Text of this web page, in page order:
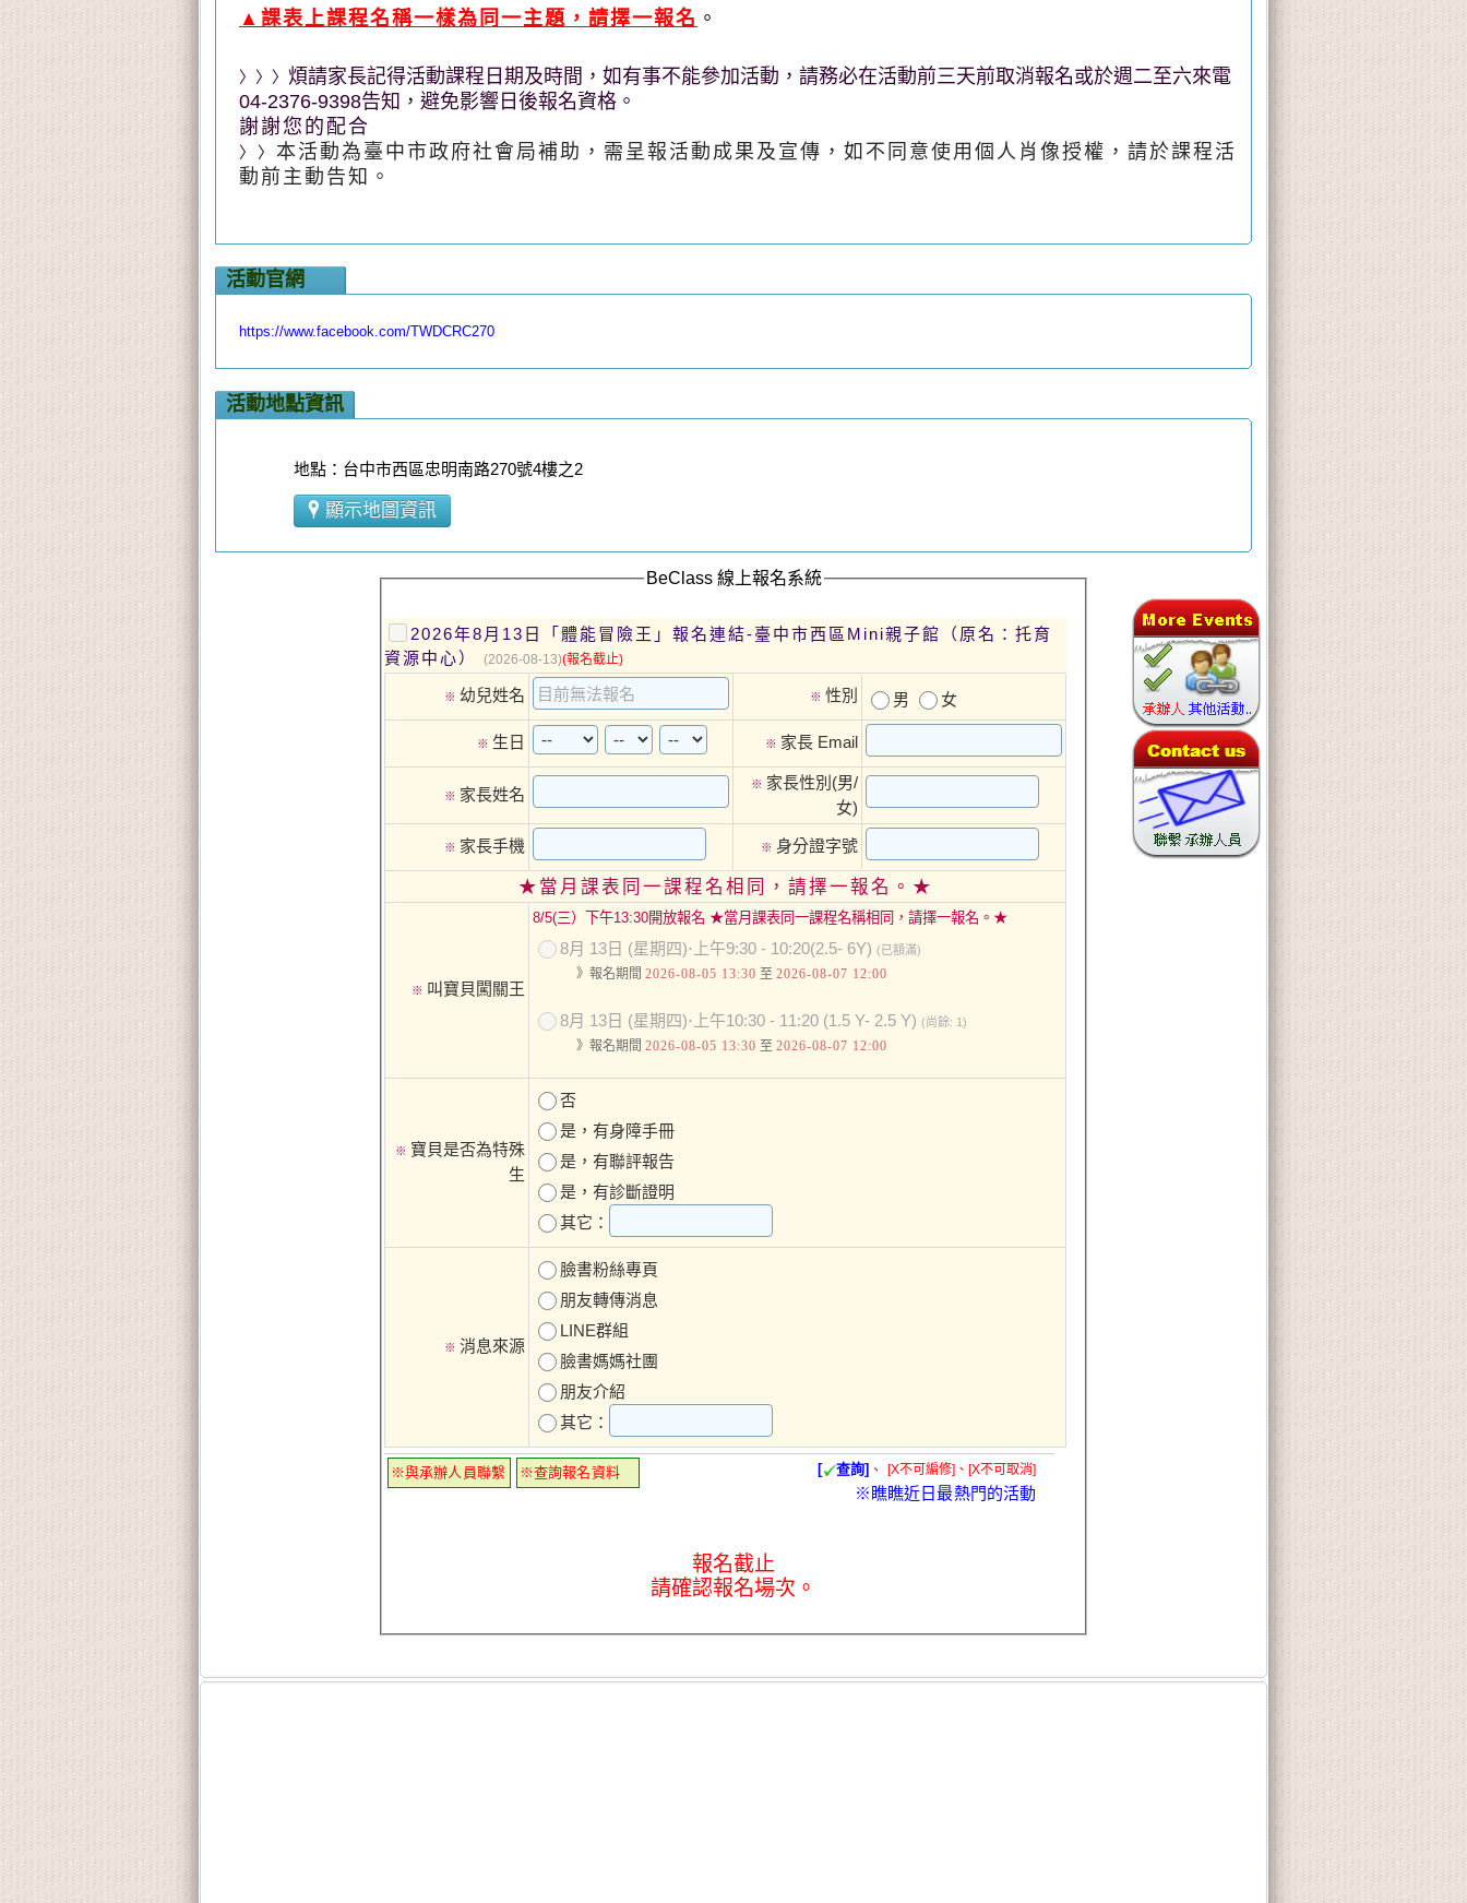
▲課表上課程名稱一樣為同一主題，請擇一報名 。
〉〉〉 煩請家長記得活動課程日期及時間，如有事不能參加活動，請務必在活動前三天前取消報名或於週二至六來電
04-2376-9398告知，避免影響日後報名資格。
謝謝您的配合
〉〉 本活動為臺中市政府社會局補助，需呈報活動成果及宣傳，如不同意使用個人肖像授權，請於課程活
動前主動告知。
活動官網
https://www.facebook.com/TWDCRC270
活動地點資訊
地點：台中市西區忠明南路270號4樓之2
顯示地圖資訊
BeClass 線上報名系統
2026年8月13日「體能冒險王」報名連結-臺中市西區Mini親子館（原名：托育
資源中心）
(2026-08-13)(報名截止)
※ 幼兒姓名 ※ 性別 男 女
※ 生日 ※ 家長 Email
※ 家長姓名
※ 家長性別(男/
女)
※ 家長手機 ※ 身分證字號
★當月課表同一課程名相同，請擇一報名。★
※ 叫寶貝闖關王
8/5(三）下午13:30開放報名 ★當月課表同一課程名稱相同，請擇一報名。★
8月 13日 (星期四)⋅上午9:30 - 10:20(2.5- 6Y) (已額滿)
》報名期間 2026-08-05 13:30 至 2026-08-07 12:00
8月 13日 (星期四)⋅上午10:30 - 11:20 (1.5 Y- 2.5 Y) (尚餘: 1)
》報名期間 2026-08-05 13:30 至 2026-08-07 12:00
※ 寶貝是否為特殊
生
否
是，有身障手冊
是，有聯評報告
是，有診斷證明
其它：
※ 消息來源
臉書粉絲專頁
朋友轉傳消息
LINE群組
臉書媽媽社團
朋友介紹
其它：
※與承辦人員聯繫 ※查詢報名資料 [ 查詢] 、 [X不可編修]、[X不可取消]
※瞧瞧近日最熱門的活動
報名截止
請確認報名場次。